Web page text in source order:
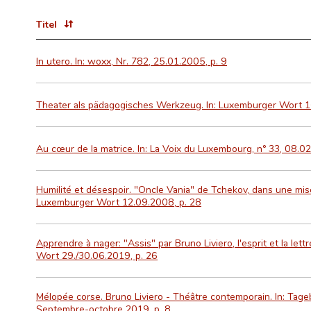
Titel
In utero. In: woxx, Nr. 782, 25.01.2005, p. 9
Theater als pädagogisches Werkzeug. In: Luxemburger Wort
Au cœur de la matrice. In: La Voix du Luxembourg, n° 33,
Humilité et désespoir. "Oncle Vania" de Tchekov, dans une
Luxemburger Wort 12.09.2008, p. 28
Apprendre à nager: "Assis" par Bruno Liviero, l'esprit et la
Wort 29./30.06.2019, p. 26
Mélopée corse. Bruno Liviero - Théâtre contemporain. In: